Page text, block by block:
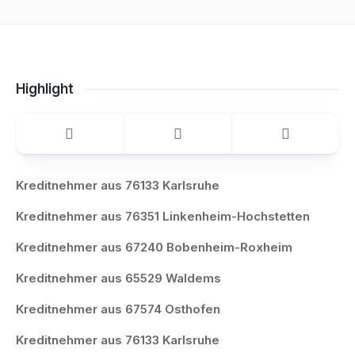
Highlight
Kreditnehmer aus 76133 Karlsruhe
Kreditnehmer aus 76351 Linkenheim-Hochstetten
Kreditnehmer aus 67240 Bobenheim-Roxheim
Kreditnehmer aus 65529 Waldems
Kreditnehmer aus 67574 Osthofen
Kreditnehmer aus 76133 Karlsruhe